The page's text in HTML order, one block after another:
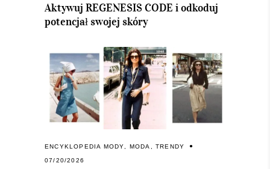
Aktywuj REGENESIS CODE i odkoduj
potencjał swojej skóry
ENCYKLOPEDIA MODY, MODA ,TRENDY
07/20/2026